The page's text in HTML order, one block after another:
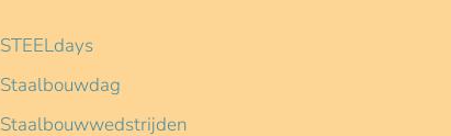
STEELdays
Staalbouwdag
Staalbouwwedstrijden